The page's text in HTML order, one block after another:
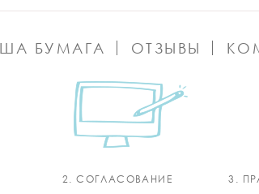
БУМАГА ОТЗЫВЫ
2. СОГЛАСОВАНИЕ 3.